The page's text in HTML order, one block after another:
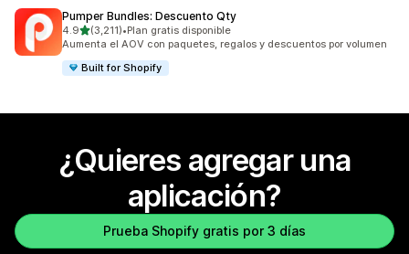
Pumper Bundles: Descuento Qty
4.9de 5 estrellas
(3,211)
3211 reseñas en total
•Plan gratis disponible
Aumenta el AOV con paquetes, regalos y descuentos por volumen
Built for Shopify
¿Quieres agregar una
aplicación?
Prueba Shopify gratis por 3 días